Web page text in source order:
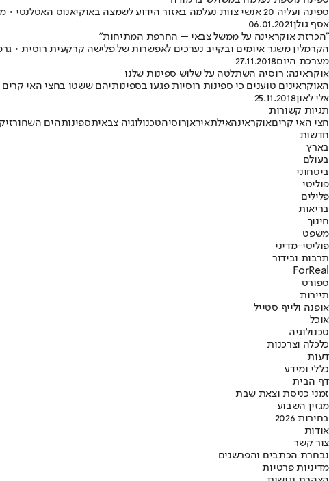
ספינה ועליה 20 אנשי צוות נעלמה באזור הידוע לשמצה באוקיאנוס האטלנטי • משמר החופים סרק שטח של כ-50 אלף קילומטרים - אך לא מצא זכר לכלי השיט
אסף גולן06.01.2021
"הכרזת אוקראינה על ממשל צבאי – החרפת המתיחות"
הקרמלין משגר איומים ובקייב נערכים לאפשרות של פלישה קרקעית רוסית •
מערכת היום27.11.2018
אוקראינה: רוסיה השתלטה על שלוש ספינות שלנו
האוקראינים טוענים כי ספינות רוסיות פגעו בספינותיהם ששטו בחצי האי
אלי לאון25.11.2018
תגיות קשורות
חצי האי קריםאוקראינהאילתאיראןרוסיהטכנולוגיה צבאיתספינותהים השחור
חדשות
בארץ
בעולם
ביטחוני
פוליטי
פלילים
בריאות
חינוך
משפט
פוליטי-מדיני
תרבות ובידור
ForReal
ספורט
תיירות
אופנה ולייף סטייל
אוכל
טכנולוגיה
כלכלה וצרכנות
דעות
כללי ומידע
דף הבית
זמני כניסת וצאת שבת
מגזין השבוע
בחירות 2026
אודות
צור קשר
נבחרת הכתבים והפרשנים
מדיניות פרטיות